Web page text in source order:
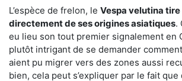
L’espèce de frelon, le Vespa velutina
directement de ses origines asiatiques.
eu lieu son tout premier signalement en
plutôt intrigant de se demander
aient pu migrer vers des zones aussi
bien, cela peut s’expliquer par le fait que